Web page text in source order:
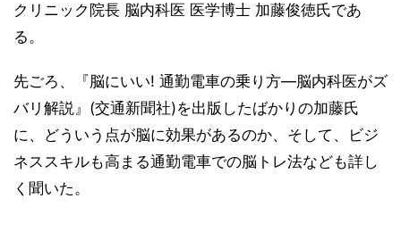
クリニック院長 脳内科医 医学博士 加藤俊徳氏であ
る。
先ごろ、『脳にいい! 通勤電車の乗り方―脳内科医がズ
バリ解説』(交通新聞社)を出版したばかりの加藤氏
に、どういう点が脳に効果があるのか、そして、ビジ
ネススキルも高まる通勤電車での脳トレ法なども詳し
く聞いた。